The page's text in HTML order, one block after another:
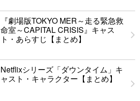
『劇場版TOKYO MER～走る緊急救
命室～CAPITAL CRISIS』キャス
ト・あらすじ【まとめ】
Netflixシリーズ「ダウンタイム」キ
ャスト・キャラクター【まとめ】